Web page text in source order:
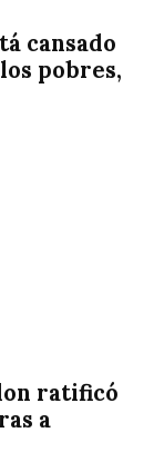
cansado
pobres,
ratificó
a